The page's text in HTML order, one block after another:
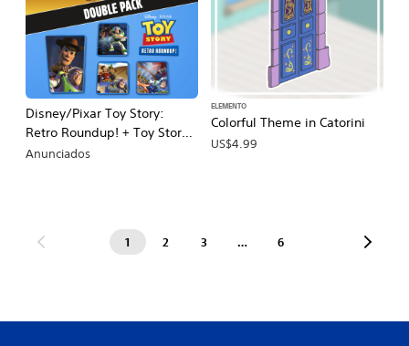
Disney/Pixar Toy Story:
Retro Roundup! + Toy Story 3
Complete Edition Double
Anunciados
Colorful Theme in Catorini
ELEMENTO
US$4.99
1 2 3 … 6